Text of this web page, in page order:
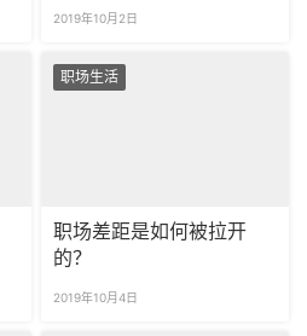
2019年10月2日
职场生活
职场差距是如何被拉开
的？
2019年10月4日